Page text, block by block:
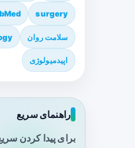
surgery
سلامت روان
اپیدمیولوژی
راهنمای سریع
برای پیدا کردن